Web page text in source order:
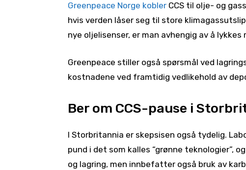
Greenpeace Norge kobler CCS til olje- og
hvis verden låser seg til store
nye oljelisenser, er man avhengig av å lykkes
Greenpeace stiller også spørsmål ved
kostnadene ved framtidig vedlikehold av
Ber om CCS-pause i
I Storbritannia er skepsisen også tydelig.
pund i det som kalles “grønne teknologier”,
og lagring, men innbefatter også bruk av